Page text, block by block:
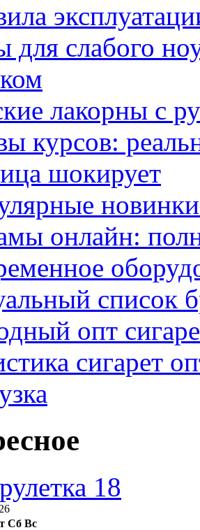
для слабого
лакорны с
курсов:
шокирует
онлайн:
список
опт
сигарет
18
Сб Вс